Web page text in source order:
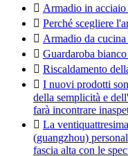
 Armadio in acciaio
 Perché scegliere
 Armadio da
 Guardaroba
 Riscaldamento
 I nuovi prodotti
della semplicità e
farà incontrare
 La
(guangzhou)
fascia alta con le